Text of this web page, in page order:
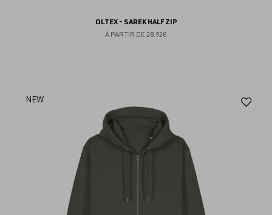
OLTEX - SAREK HALF ZIP
À PARTIR DE 28.92€
NEW